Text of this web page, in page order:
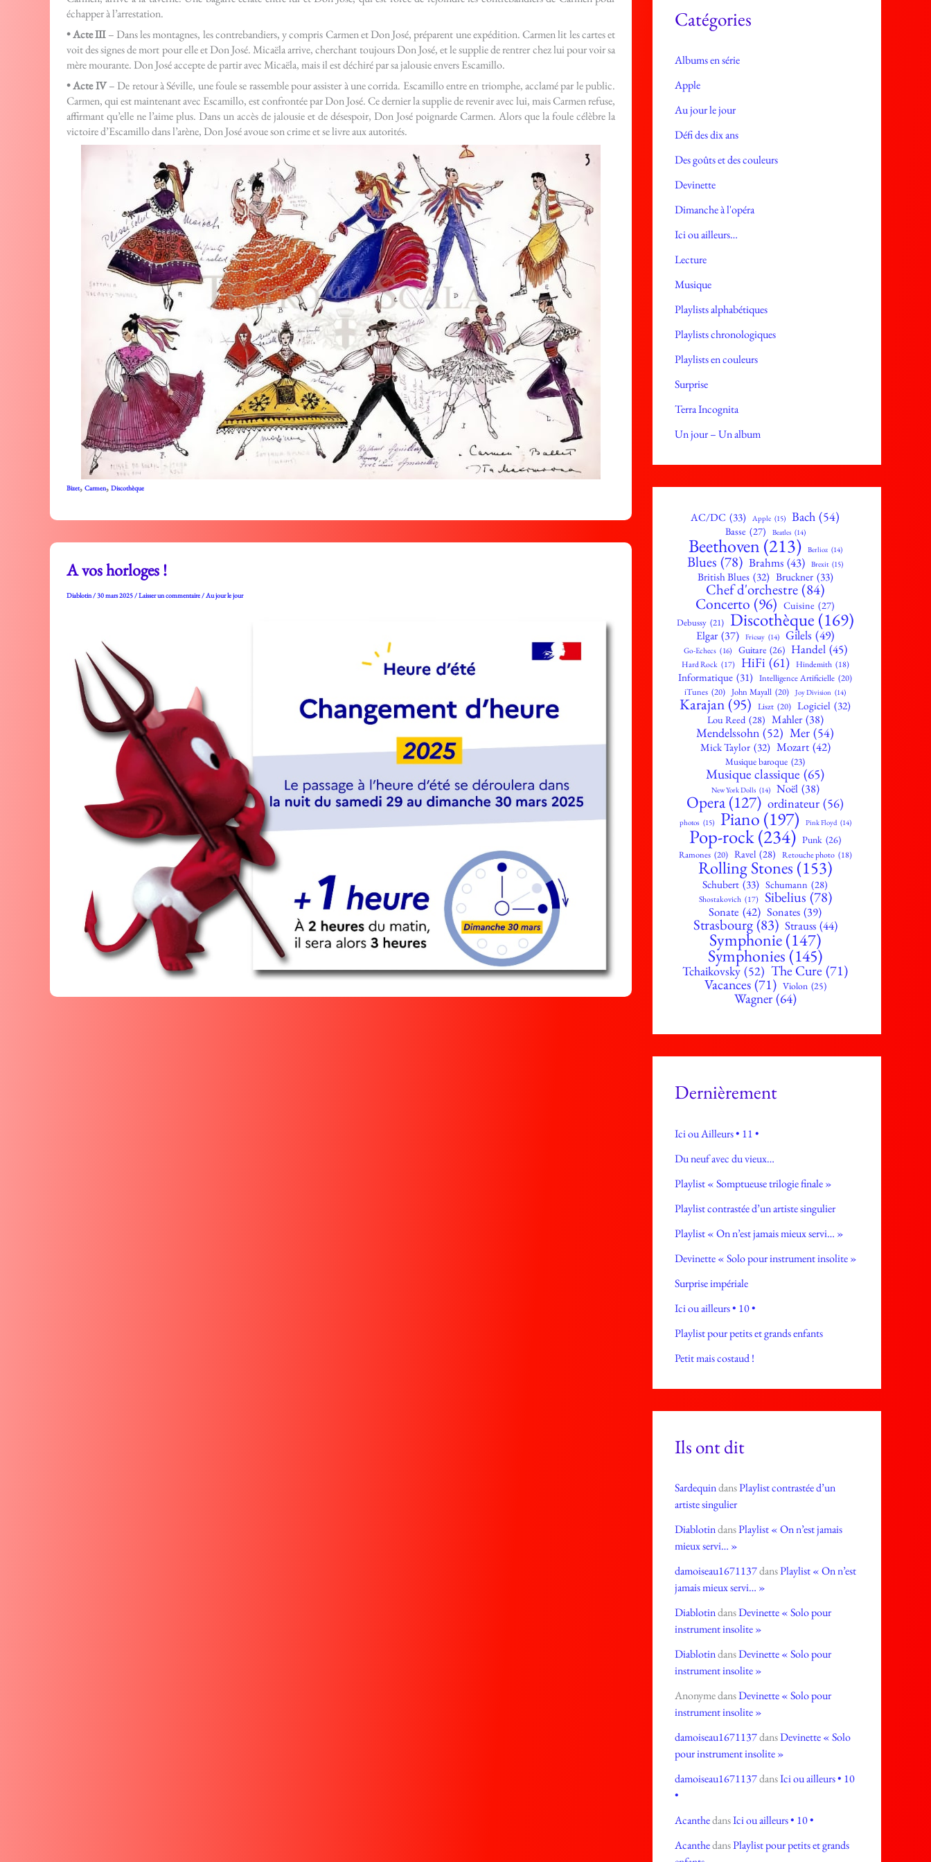
échapper à l’arrestation.
• Acte III– Dans les montagnes, les contrebandiers, y compris Carmen et Don José, préparent une expédition. Carmen lit les cartes et
voit des signes de mort pour elle et Don José. Micaëla arrive, cherchant toujours Don José, et le supplie de rentrer chez lui pour voir sa
mère mourante. Don José accepte de partir avec Micaëla, mais il est déchiré par sa jalousie envers Escamillo.
• Acte IV– De retour à Séville, une foule se rassemble pour assister à une corrida. Escamillo entre en triomphe, acclamé par le public.
Carmen, qui est maintenant avec Escamillo, est confrontée par Don José. Ce dernier la supplie de revenir avec lui, mais Carmen refuse,
affirmant qu’elle ne l’aime plus. Dans un accès de jalousie et de désespoir, Don José poignarde Carmen. Alors que la foule célèbre la
victoire d’Escamillo dans l’arène, Don José avoue son crime et se livre aux autorités.
Bizet, Carmen, Discothèque
A vos horloges !
Diablotin /30 mars 2025 /Laisser un commentaire / Au jour le jour
sCatégories
Albums en série
Apple
Au jour le jour
Défi des dix ans
Des goûts et des couleurs
Devinette
Dimanche à l'opéra
Ici ou ailleurs…
Lecture
Musique
Playlists alphabétiques
Playlists chronologiques
Playlists en couleurs
Surprise
Terra Incognita
Un jour – Un album
AC/DC (33) Apple (15) Bach (54)
Basse (27) Beatles (14)
Beethoven (213) Berlioz (14)
Blues (78) Brahms (43) Brexit (15)
British Blues (32) Bruckner (33)
Chef d'orchestre (84)
Concerto (96) Cuisine (27)
Debussy (21) Discothèque (169)
Elgar (37) Fricsay (14) Gilels (49)
Go-Echecs (16) Guitare (26) Handel (45)
Hard Rock (17) HiFi (61) Hindemith (18)
Informatique (31) Intelligence Artificielle (20)
iTunes (20) John Mayall (20) Joy Division (14)
Karajan(95) Liszt (20) Logiciel (32)
Lou Reed (28) Mahler (38)
Mendelssohn (52) Mer (54)
Mick Taylor (32) Mozart (42)
Musique baroque (23)
Musique classique (65)
New York Dolls (14) Noël (38)
Opera (127) ordinateur (56)
photos (15) Piano (197) Pink Floyd (14)
Pop-rock(234) Punk (26)
Ramones (20) Ravel (28) Retouche photo (18)
Rolling Stones (153)
Schubert (33) Schumann (28)
Shostakovich (17) Sibelius (78)
Sonate (42) Sonates (39)
Strasbourg (83) Strauss (44)
Symphonie (147)
Symphonies(145)
Tchaikovsky (52) The Cure(71)
Vacances (71) Violon (25)
Wagner (64)
Dernièrement
Ici ou Ailleurs • 11 •
Du neuf avec du vieux…
Playlist « Somptueuse trilogie finale »
Playlist contrastée d’un artiste singulier
Playlist « On n’est jamais mieux servi… »
Devinette « Solo pour instrument insolite »
Surprise impériale
Ici ou ailleurs • 10 •
Playlist pour petits et grands enfants
Petit mais costaud !
Ils ont dit
SardequindansPlaylist contrastée d’un
artiste singulier
DiablotindansPlaylist « On n’est jamais
mieux servi… »
damoiseau1671137dansPlaylist « On n’est
jamais mieux servi… »
DiablotindansDevinette « Solo pour
instrument insolite »
DiablotindansDevinette « Solo pour
instrument insolite »
AnonymedansDevinette « Solo pour
instrument insolite »
damoiseau1671137dansDevinette « Solo
pour instrument insolite »
damoiseau1671137dansIci ou ailleurs • 10
•
AcanthedansIci ou ailleurs • 10 •
AcanthedansPlaylist pour petits et grands